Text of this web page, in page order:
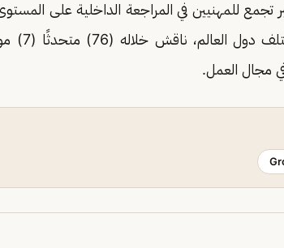
تجمع للمهنيين في المراجعة الداخلية على
بمشاركة أكثر من (5000)
مجال العمل.